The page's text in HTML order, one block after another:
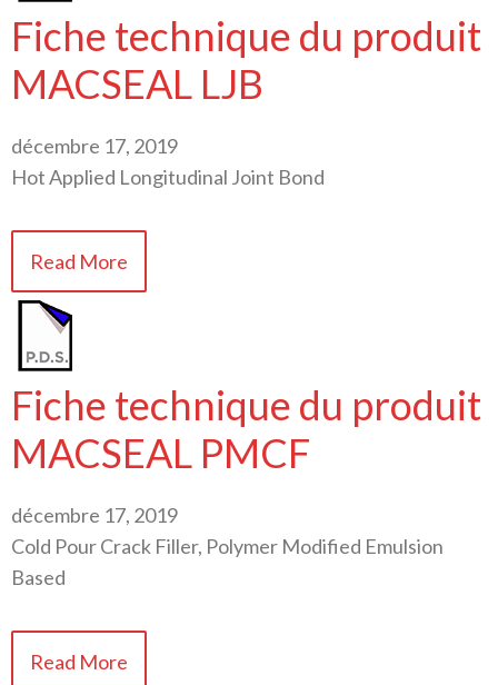
Fiche technique du produit
MACSEAL LJB
décembre 17, 2019
Hot Applied Longitudinal Joint Bond
Read More
Fiche technique du produit
MACSEAL PMCF
décembre 17, 2019
Cold Pour Crack Filler, Polymer Modified Emulsion
Based
Read More